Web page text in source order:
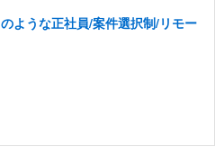
ような正社員/案件選択制/リモー